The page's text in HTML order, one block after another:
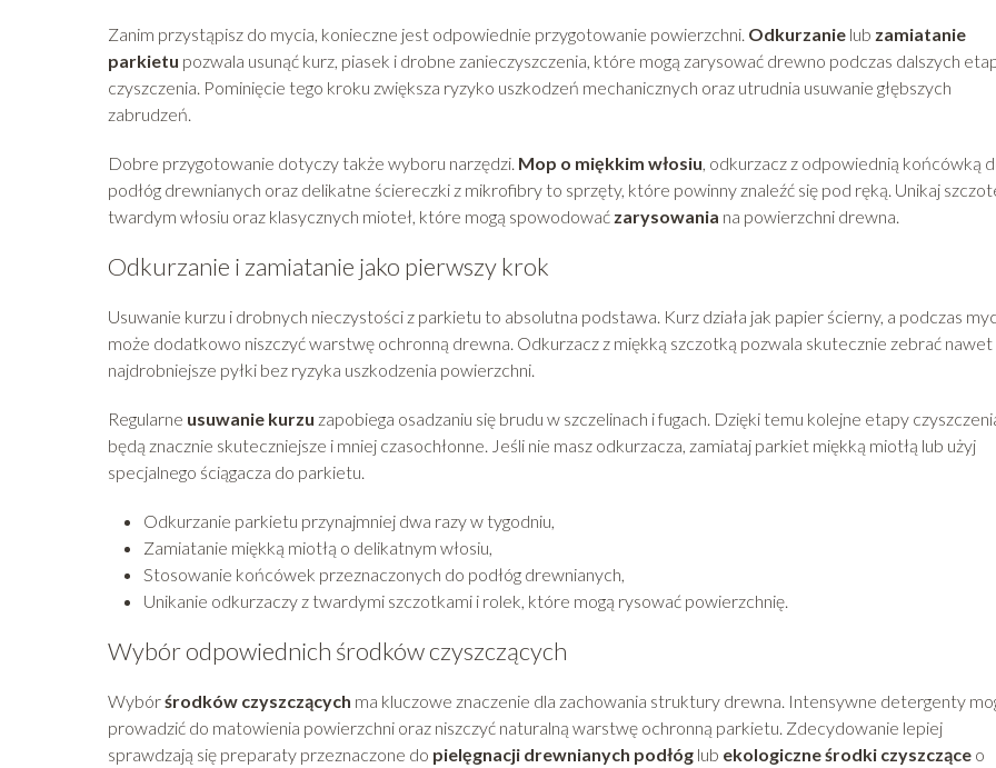
Zanim przystąpisz do mycia, konieczne jest odpowiednie przygotowanie powierzchni. Odkurzanie lub zamiatanie
parkietu pozwala usunąć kurz, piasek i drobne zanieczyszczenia, które mogą zarysować drewno podczas dalszych
czyszczenia. Pominięcie tego kroku zwiększa ryzyko uszkodzeń mechanicznych oraz utrudnia usuwanie głębszych
zabrudzeń.
Dobre przygotowanie dotyczy także wyboru narzędzi. Mop o miękkim włosiu, odkurzacz z odpowiednią końcówką
podłóg drewnianych oraz delikatne ściereczki z mikrofibry to sprzęty, które powinny znaleźć się pod ręką. Unikaj
twardym włosiu oraz klasycznych mioteł, które mogą spowodować zarysowania na powierzchni drewna.
Odkurzanie i zamiatanie jako pierwszy krok
Usuwanie kurzu i drobnych nieczystości z parkietu to absolutna podstawa. Kurz działa jak papier ścierny, a podczas
może dodatkowo niszczyć warstwę ochronną drewna. Odkurzacz z miękką szczotką pozwala skutecznie zebrać nawet
najdrobniejsze pyłki bez ryzyka uszkodzenia powierzchni.
Regularne usuwanie kurzu zapobiega osadzaniu się brudu w szczelinach i fugach. Dzięki temu kolejne etapy
będą znacznie skuteczniejsze i mniej czasochłonne. Jeśli nie masz odkurzacza, zamiataj parkiet miękką miotłą lub użyj
specjalnego ściągacza do parkietu.
Odkurzanie parkietu przynajmniej dwa razy w tygodniu,
Zamiatanie miękką miotłą o delikatnym włosiu,
Stosowanie końcówek przeznaczonych do podłóg drewnianych,
Unikanie odkurzaczy z twardymi szczotkami i rolek, które mogą rysować powierzchnię.
Wybór odpowiednich środków czyszczących
Wybórśrodków czyszczących ma kluczowe znaczenie dla zachowania struktury drewna. Intensywne detergenty
prowadzić do matowienia powierzchni oraz niszczyć naturalną warstwę ochronną parkietu. Zdecydowanie lepiej
sprawdzają się preparaty przeznaczone do pielęgnacji drewnianych podłóg lub ekologiczne środki czyszczące o